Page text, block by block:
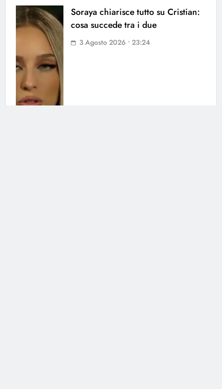
Soraya chiarisce tutto su Cristian:
cosa succede tra i due
3 Agosto 2026 • 23:24